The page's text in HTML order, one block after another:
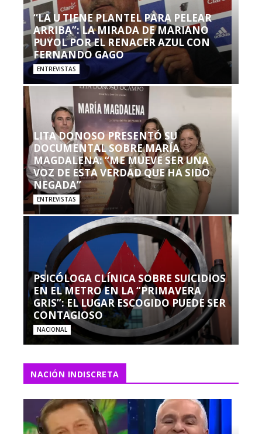
“LA U TIENE PLANTEL PARA PELEAR
ARRIBA”: LA MIRADA DE MARIANO
PUYOL POR EL RENACER AZUL CON
FERNANDO GAGO
ENTREVISTAS
LITA DONOSO PRESENTÓ SU
DOCUMENTAL SOBRE MARÍA
MAGDALENA: “ME MUEVE SER UNA
VOZ DE ESTA VERDAD QUE HA SIDO
NEGADA”
ENTREVISTAS
PSICÓLOGA CLÍNICA SOBRE SUICIDIOS
EN EL METRO EN LA “PRIMAVERA
GRIS”: EL LUGAR ESCOGIDO PUEDE SER
CONTAGIOSO
NACIONAL
NACIÓN INDISCRETA